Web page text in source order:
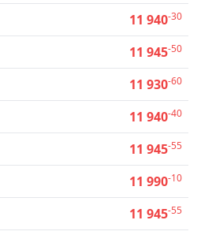
11 940-30
11 945-50
11 930-60
11 940-40
11 945-55
11 990-10
11 945-55